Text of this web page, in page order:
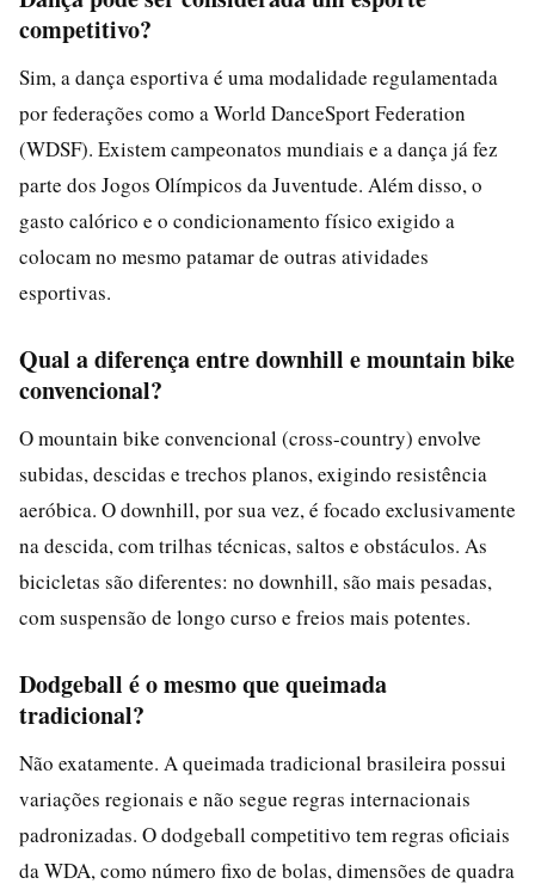
competitivo?
Sim, a dança esportiva é uma modalidade regulamentada
por federações como a World DanceSport Federation
(WDSF). Existem campeonatos mundiais e a dança já fez
parte dos Jogos Olímpicos da Juventude. Além disso, o
gasto calórico e o condicionamento físico exigido a
colocam no mesmo patamar de outras atividades
esportivas.
Qual a diferença entre downhill e mountain bike
convencional?
O mountain bike convencional (cross-country) envolve
subidas, descidas e trechos planos, exigindo resistência
aeróbica. O downhill, por sua vez, é focado exclusivamente
na descida, com trilhas técnicas, saltos e obstáculos. As
bicicletas são diferentes: no downhill, são mais pesadas,
com suspensão de longo curso e freios mais potentes.
Dodgeball é o mesmo que queimada
tradicional?
Não exatamente. A queimada tradicional brasileira possui
variações regionais e não segue regras internacionais
padronizadas. O dodgeball competitivo tem regras oficiais
da WDA, como número fixo de bolas, dimensões de quadra